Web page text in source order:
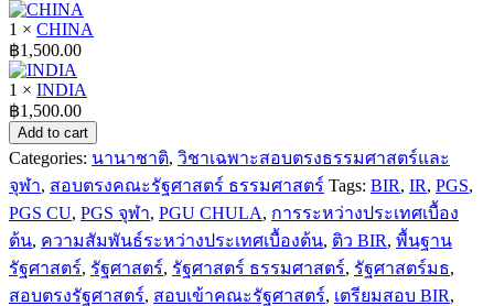
1 × CHINA
฿1,500.00
1 × INDIA
฿1,500.00
PACK
BIR
:
PACK
เตรียม
สอบ
BIR
quantity
Add to cart
Categories: นานาชาติ, วิชาเฉพาะสอบตรงธรรมศาสตร์และ
จุฬา, สอบตรงคณะรัฐศาสตร์ ธรรมศาสตร์ Tags: BIR, IR, PGS,
PGS CU, PGS จุฬา, PGU CHULA, การระหว่างประเทศเบื้อง
ต้น, ความสัมพันธ์ระหว่างประเทศเบื้องต้น, ติว BIR, พื้นฐาน
รัฐศาสตร์, รัฐศาสตร์, รัฐศาสตร์ ธรรมศาสตร์, รัฐศาสตร์มธ,
สอบตรงรัฐศาสตร์, สอบเข้าคณะรัฐศาสตร์, เตรียมสอบ BIR,